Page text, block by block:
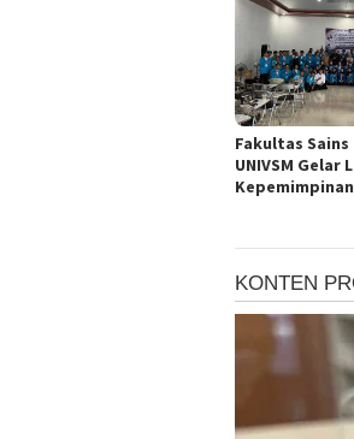
Fakultas
UNIVSM Gelar
Kepemimpinan